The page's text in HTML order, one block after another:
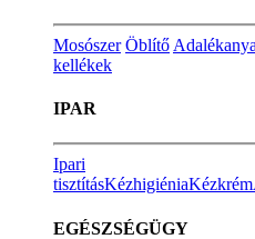
Mosószer Öblítő
kellékek
IPAR
Ipari
tisztításKézhigiéniaKézkrém
EGÉSZSÉGÜGY